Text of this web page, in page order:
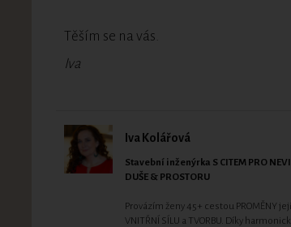
Těším se na vás.
Iva
Iva Kolářová
Stavební inženýrka S CITEM PRO
DUŠE & PROSTORU
Provázím ženy 45+ cestou PROMĚNY
VNITŘNÍ SÍLU a TVORBU. Díky